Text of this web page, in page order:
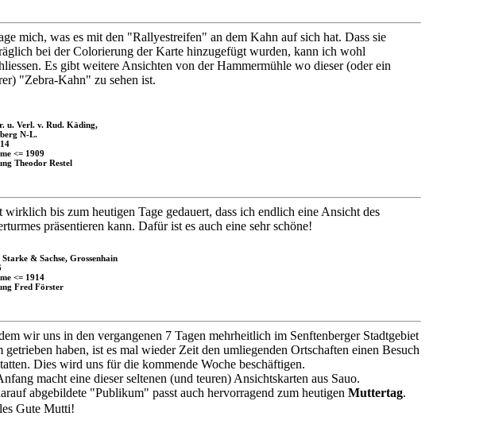
mich, was es mit den "Rallyestreifen" an dem Kahn auf sich hat. Dass sie
bei der Colorierung der Karte hinzugefügt wurden, kann ich wohl
Es gibt weitere Ansichten von der Hammermühle wo dieser (oder ein
"Zebra-Kahn" zu sehen ist.
u. Verl. v. Rud. Käding,
N-L.
<= 1909
Theodor Restel
wirklich bis zum heutigen Tage gedauert, dass ich endlich eine Ansicht des
präsentieren kann. Dafür ist es auch eine sehr schöne!
& Sachse, Grossenhain
<= 1914
Fred Förster
wir uns in den vergangenen 7 Tagen mehrheitlich im Senftenberger Stadtgebiet
getrieben haben, ist es mal wieder Zeit den umliegenden Ortschaften einen Besuch
Dies wird uns für die kommende Woche beschäftigen.
macht eine dieser seltenen (und teuren) Ansichtskarten aus Sauo.
abgebildete "Publikum" passt auch hervorragend zum heutigen Muttertag.
Gute Mutti!